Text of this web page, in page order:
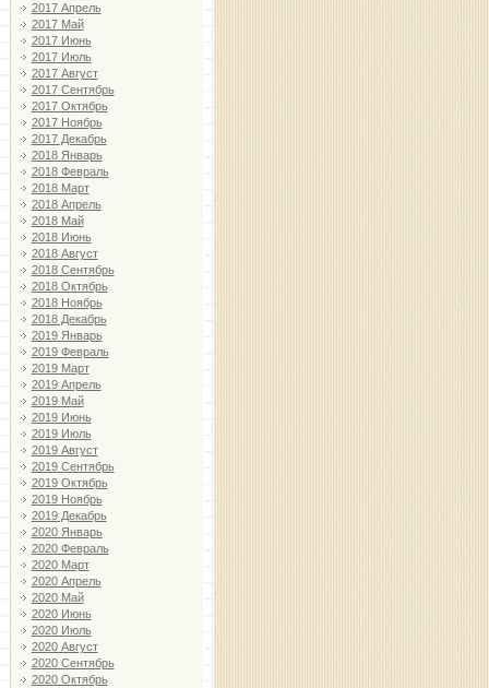
2017 Апрель
2017 Май
2017 Июнь
2017 Июль
2017 Август
2017 Сентябрь
2017 Октябрь
2017 Ноябрь
2017 Декабрь
2018 Январь
2018 Февраль
2018 Март
2018 Апрель
2018 Май
2018 Июнь
2018 Август
2018 Сентябрь
2018 Октябрь
2018 Ноябрь
2018 Декабрь
2019 Январь
2019 Февраль
2019 Март
2019 Апрель
2019 Май
2019 Июнь
2019 Июль
2019 Август
2019 Сентябрь
2019 Октябрь
2019 Ноябрь
2019 Декабрь
2020 Январь
2020 Февраль
2020 Март
2020 Апрель
2020 Май
2020 Июнь
2020 Июль
2020 Август
2020 Сентябрь
2020 Октябрь